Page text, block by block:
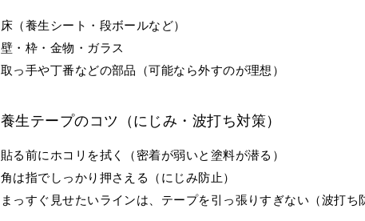
床（養生シート・段ボールなど）
壁・枠・金物・ガラス
取っ手や丁番などの部品（可能なら外すのが理想）
養生テープのコツ（にじみ・波打ち対策）
貼る前にホコリを拭く（密着が弱いと塗料が潜る）
角は指でしっかり押さえる（にじみ防止）
まっすぐ見せたいラインは、テープを引っ張りすぎない（波打ち